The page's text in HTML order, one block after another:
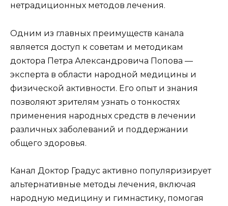
нетрадиционных методов лечения.
Одним из главных преимуществ канала
является доступ к советам и методикам
доктора Петра Александровича Попова —
эксперта в области народной медицины и
физической активности. Его опыт и знания
позволяют зрителям узнать о тонкостях
применения народных средств в лечении
различных заболеваний и поддержании
общего здоровья.
Канал Доктор Градус активно популяризирует
альтернативные методы лечения, включая
народную медицину и гимнастику, помогая